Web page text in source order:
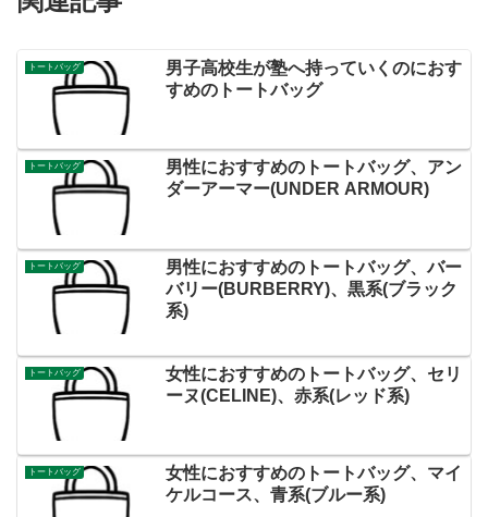
トートバッグ
男子高校生が塾へ持っていくのにおす
すめのトートバッグ
トートバッグ
男性におすすめのトートバッグ、アン
ダーアーマー(UNDER ARMOUR)
トートバッグ
男性におすすめのトートバッグ、バー
バリー(BURBERRY)、黒系(ブラック
系)
トートバッグ
女性におすすめのトートバッグ、セリ
ーヌ(CELINE)、赤系(レッド系)
トートバッグ
女性におすすめのトートバッグ、マイ
ケルコース、青系(ブルー系)